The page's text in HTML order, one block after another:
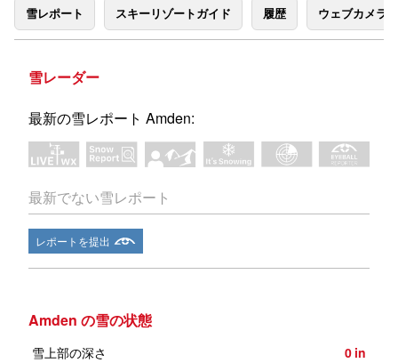
雪レポート スキーリゾートガイド 履歴 ウェブカメラ
雪レーダー
最新の雪レポート Amden:
最新でない雪レポート
レポートを提出
Amden の雪の状態
雪上部の深さ 0 in